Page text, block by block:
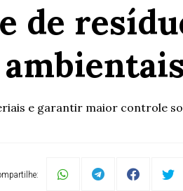
e garantir maior controle